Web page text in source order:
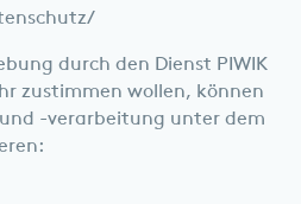
durch den Dienst PIWIK
zustimmen wollen, können
-verarbeitung unter dem